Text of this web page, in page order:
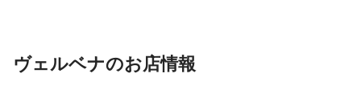
ヴェルベナのお店情報